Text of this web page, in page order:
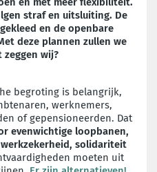
straf en uitsluiting. De
en de openbare
deze plannen zullen we
zeggen wij?
begroting is belangrijk,
werknemers,
of gepensioneerden. Dat
evenwichtige loopbanen,
solidariteit
moeten uit